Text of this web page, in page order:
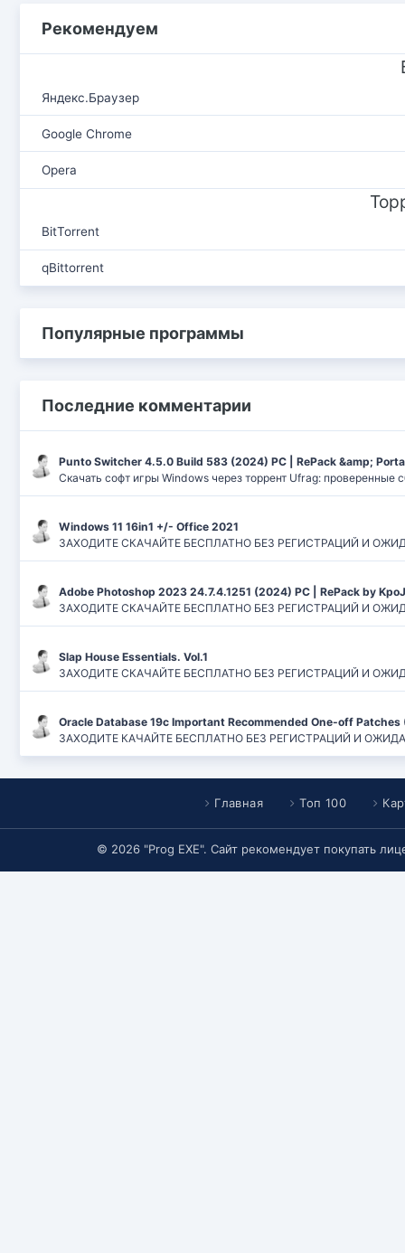
Рекомендуем
Яндекс.Браузер
Google Chrome
Opera
BitTorrent
qBittorrent
Популярные программы
Последние комментарии
Punto Switcher 4.5.0 Build 583 (2024) РС | RePack &amp;
Скачать софт игры Windows через торрент Ufrag: проверенные
Windows 11 16in1 +/- Office 2021
ЗАХОДИТЕ СКАЧАЙТЕ БЕСПЛАТНО БЕЗ РЕГИСТРАЦИЙ И
Adobe Photoshop 2023 24.7.4.1251 (2024) PC | RePack by
ЗАХОДИТЕ СКАЧАЙТЕ БЕСПЛАТНО БЕЗ РЕГИСТРАЦИЙ И
Slap House Essentials. Vol.1
ЗАХОДИТЕ СКАЧАЙТЕ БЕСПЛАТНО БЕЗ РЕГИСТРАЦИЙ И
Oracle Database 19c Important Recommended One-off Patches
ЗАХОДИТЕ КАЧАЙТЕ БЕСПЛАТНО БЕЗ РЕГИСТРАЦИЙ И
Главная Топ 100
© 2026 "Prog EXE". Сайт рекомендует покупать